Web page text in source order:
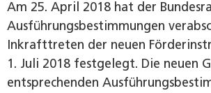
Am 25. April 2018 hat der
Ausführungs­bestimmungen
Inkrafttreten der neuen
1. Juli 2018 festgelegt. Die neuen
entsprechenden